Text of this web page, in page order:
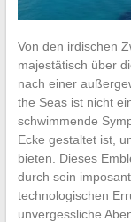
Von den irdischen
majestätisch über
nach einer
the Seas ist nicht
schwimmende
Ecke gestaltet ist,
bieten. Dieses
durch sein
technologischen
unvergessliche